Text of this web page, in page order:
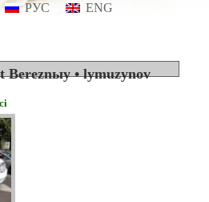
РУС ENG
Bereznыy • lymuzynov